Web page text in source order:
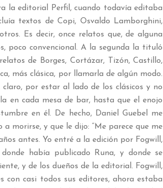
la editorial Perfil, cuando todavía editaba
textos de Copi, Osvaldo Lamborghini,
Es decir, once relatos que, de alguna
poco convencional. A la segunda la tituló
de Borges, Cortázar, Tizón, Castillo,
más clásica, por llamarla de algún modo.
por estar al lado de los clásicos y no
en cada mesa de bar, hasta que el enojo
en él. De hecho, Daniel Guebel me
morirse, y que le dijo: “Me parece que me
antes. Yo entré a la edición por Fogwill,
había publicado Runa, y donde se
y de los dueños de la editorial. Fogwill,
con casi todos sus editores, ahora estaba